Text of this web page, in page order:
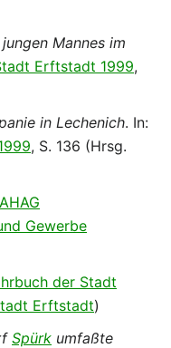
Mannes im
Erftstadt 1999,
in Lechenich. In:
, S. 136 (Hrsg.
AHAG
Gewerbe
der Stadt
Erftstadt)
Spürk umfaßte